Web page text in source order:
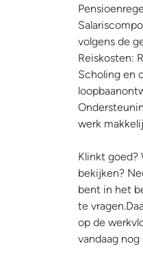
volgens de
Reiskosten:
Scholing en
werk
Klinkt goed?
bekijken?
bent in het
te
op de
vandaag